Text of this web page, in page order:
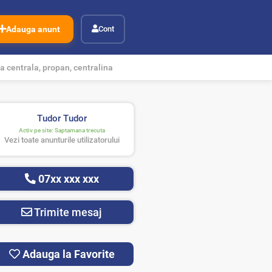
Adauga anunt Cont
centrala, propan, centralina
Tudor Tudor
Activ pe site: Saptamana trecuta
Vezi toate anunturile utilizatorului
07xx xxx xxx
Trimite mesaj
Adauga la Favorite